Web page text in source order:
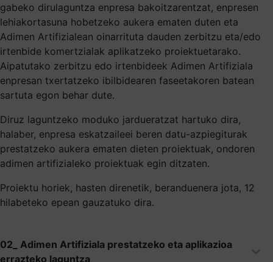
gabeko dirulaguntza enpresa bakoitzarentzat, enpresen
lehiakortasuna hobetzeko aukera ematen duten eta
Adimen Artifizialean oinarrituta dauden zerbitzu eta/edo
irtenbide komertzialak aplikatzeko proiektuetarako.
Aipatutako zerbitzu edo irtenbideek Adimen Artifiziala
enpresan txertatzeko ibilbidearen faseetakoren batean
sartuta egon behar dute.
Diruz laguntzeko moduko jardueratzat hartuko dira,
halaber, enpresa eskatzaileei beren datu-azpiegiturak
prestatzeko aukera ematen dieten proiektuak, ondoren
adimen artifizialeko proiektuak egin ditzaten.
Proiektu horiek, hasten direnetik, beranduenera jota, 12
hilabeteko epean gauzatuko dira.
02_ Adimen Artifiziala prestatzeko eta aplikazioa
errazteko laguntza